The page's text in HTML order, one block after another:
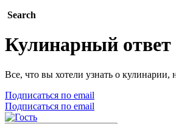
Search
Кулинарный ответ
Все, что вы хотели узнать о кулинарии,
Подписаться по email
Подписаться по email